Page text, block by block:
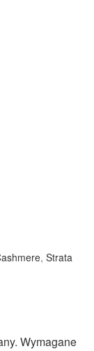
,Strata
Wymagane